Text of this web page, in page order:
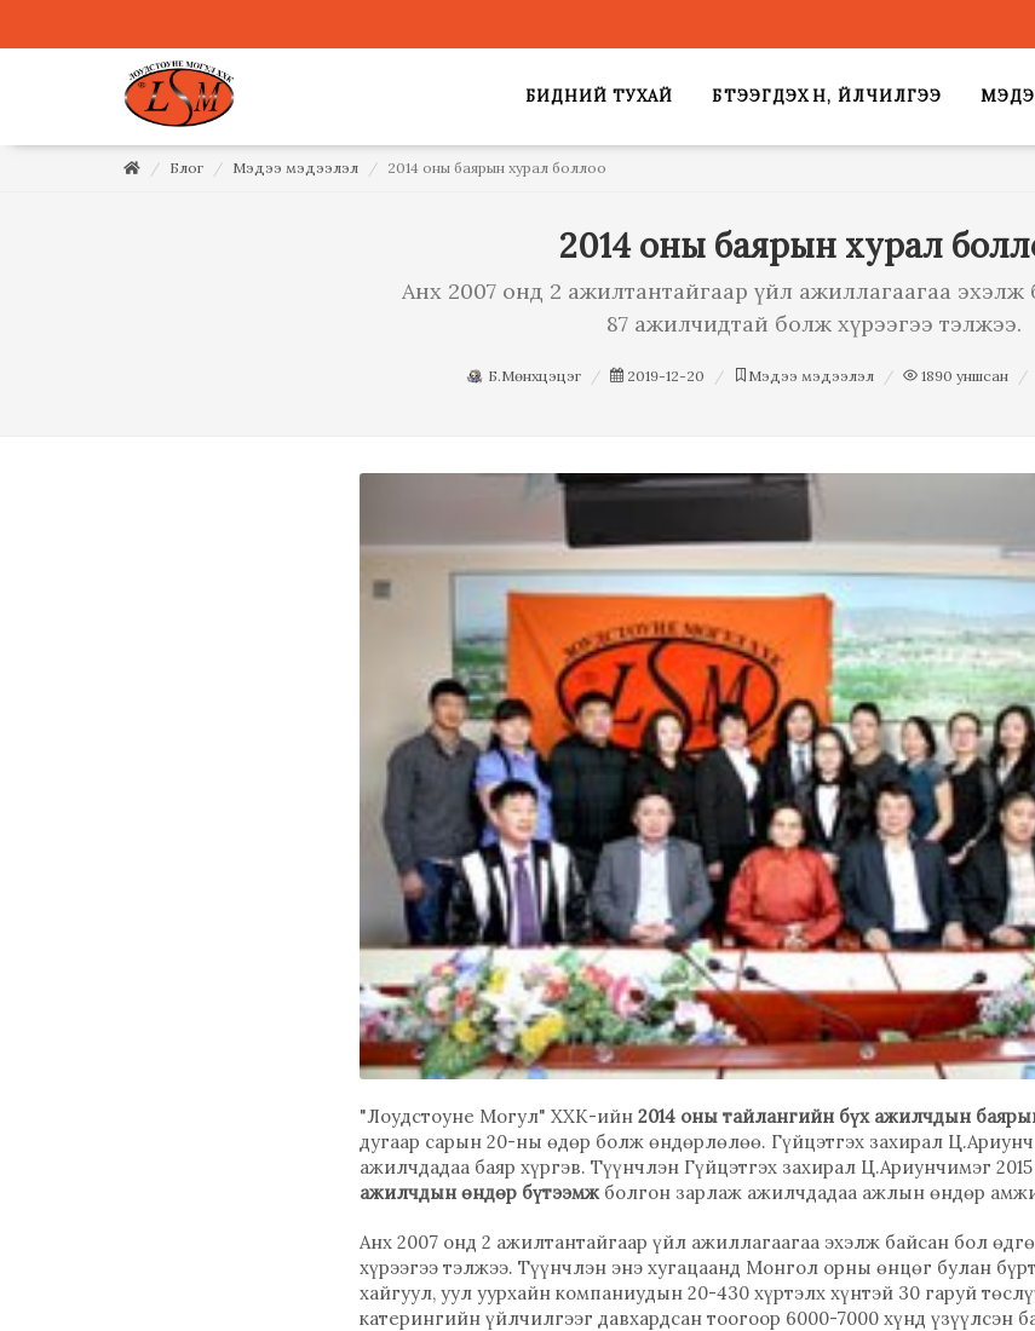
БИДНИЙ ТУХАЙ БҮТЭЭГДЭХҮҮН, ҮЙЛЧИЛГЭЭ
Блог Мэдээ мэдээлэл 2014 оны баярын хурал боллоо
2014 оны баярын хурал
Анх 2007 онд 2 ажилтантайгаар үйл ажиллагаагаа эхэлж
87 ажилчидтай болж хүрээгээ тэлжээ.
Б.Мөнхцэцэг 2019-12-20 Мэдээ мэдээлэл 1890 уншсан
"Лоудстоуне Могул" ХХК-ийн 2014 оны тайлангийн бүх ажилчдын
дугаар сарын 20-ны өдөр болж өндөрлөлөө. Гүйцэтгэх захирал
ажилчдадаа баяр хүргэв. Түүнчлэн Гүйцэтгэх захирал Ц.Ариунчимэг
ажилчдын өндөр бүтээмжболгон зарлаж ажилчдадаа ажлын өндөр
Анх 2007 онд 2 ажилтантайгаар үйл ажиллагаагаа эхэлж байсан бол
хүрээгээ тэлжээ. Түүнчлэн энэ хугацаанд Монгол орны өнцөг булан
хайгуул, уул уурхайн компаниудын 20-430 хүртэлх хүнтэй 30 гаруй
катерингийн үйлчилгээг давхардсан тоогоор 6000-7000 хүнд үзүүлсэн